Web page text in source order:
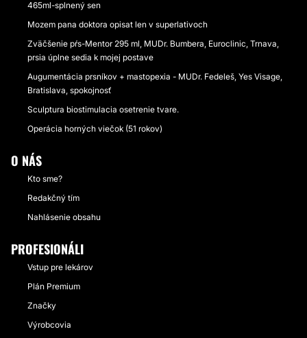
465ml-splnený sen
Mozem pana doktora opisat len v superlativoch
Zväčšenie pŕs-Mentor 295 ml, MUDr. Bumbera, Euroclinic, Trnava,
prsia úplne sedia k mojej postave
Augumentácia prsníkov + mastopexia - MUDr. Fedeleš, Yes Visage,
Bratislava, spokojnosť
Sculptura biostimulacia osetrenie tvare.
Operácia horných viečok (51 rokov)
O NÁS
Kto sme?
Redakčný tím
Nahlásenie obsahu
PROFESIONÁLI
Vstup pre lekárov
Plán Premium
Značky
Výrobcovia